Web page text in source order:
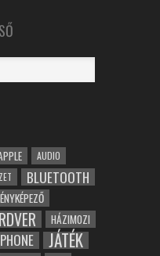
AUDIO
BLUETOOTH
HÁZIMOZI
JÁTÉK